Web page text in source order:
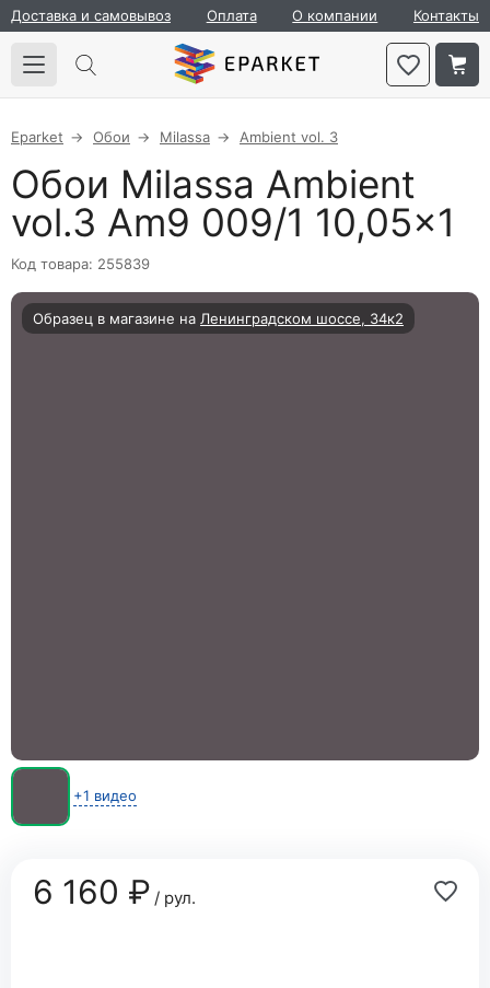
Доставка и самовывоз Оплата О компании Контакты
Eparket Обои Milassa Ambient vol. 3
Обои Milassa Ambient
vol.3 Am9 009/1 10,05×1
Код товара: 255839
Образец в магазине на Ленинградском шоссе, 34к2
+1 видео
6 160 ₽/ рул.